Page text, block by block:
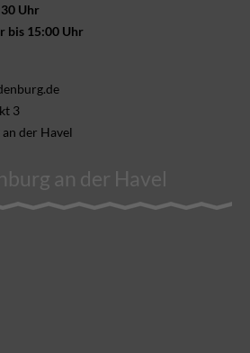
Uhr
bis 15:00 Uhr
3
der Havel
an der Havel